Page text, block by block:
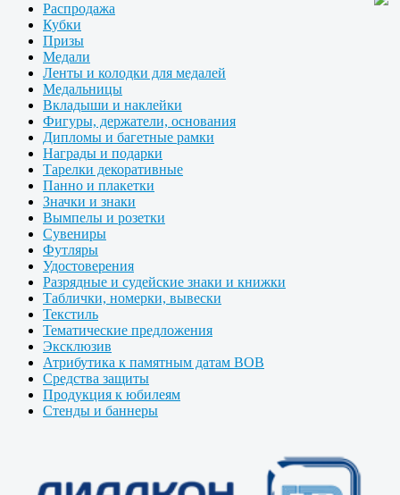
Распродажа
Кубки
Призы
Медали
Ленты и колодки для медалей
Медальницы
Вкладыши и наклейки
Фигуры, держатели, основания
Дипломы и багетные рамки
Награды и подарки
Тарелки декоративные
Панно и плакетки
Значки и знаки
Вымпелы и розетки
Сувениры
Футляры
Удостоверения
Разрядные и судейские знаки и книжки
Таблички, номерки, вывески
Текстиль
Тематические предложения
Эксклюзив
Атрибутика к памятным датам ВОВ
Средства защиты
Продукция к юбилеям
Стенды и баннеры